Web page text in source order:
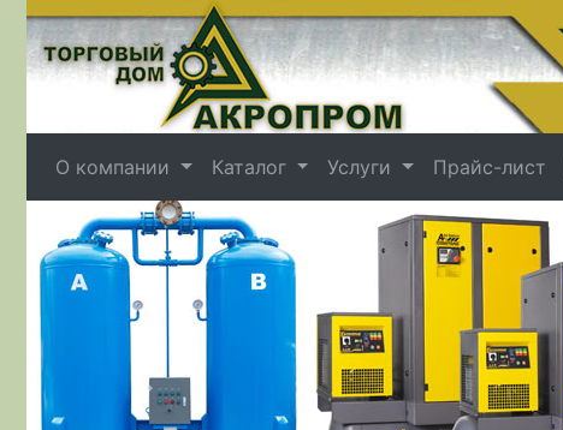
О компании Каталог Услуги Прайс-лист
Назад